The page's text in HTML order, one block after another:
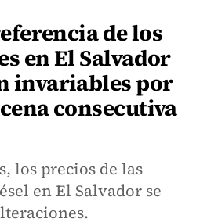
de los
en El Salvador
invariables por
consecutiva
los precios de las
en El Salvador se